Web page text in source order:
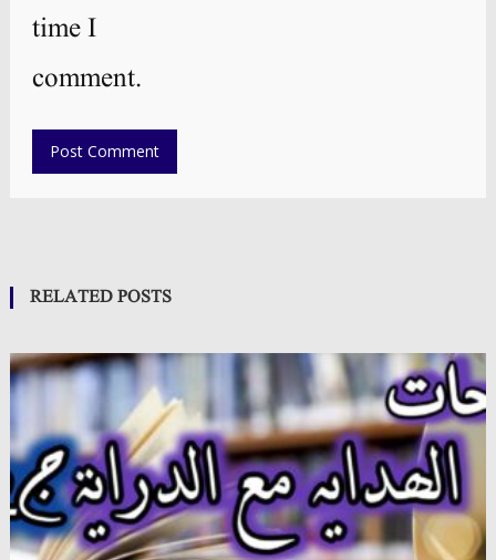
time I
comment.
RELATED POSTS